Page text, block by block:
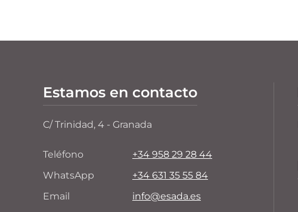
Estamos en contacto
C/ Trinidad, 4 - Granada
Teléfono
+34 958 29 28 44
WhatsApp
+34 631 35 55 84
Email
info@esada.es